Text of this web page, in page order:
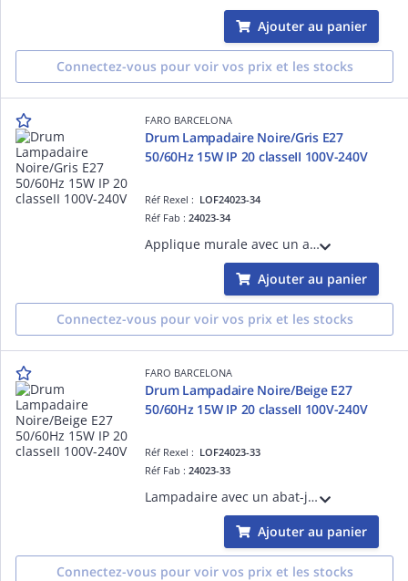
Ajouter au panier
Connectez-vous pour voir vos prix et les stocks
FARO BARCELONA
Drum Lampadaire Noire/Gris E27
50/60Hz 15W IP 20 classeII 100V-240V
Réf Rexel : LOF24023-34
Réf Fab :24023-34
Applique murale avec un abat-jour en textile Noir structure en Acier couleur Noir mat Noir E27 source non incluse 50/60Hz 15W IP 20 classe II100V-240V hauteur: 320mm longueur: 215mmprofondeur: 260mm
Ajouter au panier
Connectez-vous pour voir vos prix et les stocks
FARO BARCELONA
Drum Lampadaire Noire/Beige E27
50/60Hz 15W IP 20 classeII 100V-240V
Réf Rexel : LOF24023-33
Réf Fab :24023-33
Lampadaire avec un abat-jour en textile Gris diffuseur en PC opal structure en Acier couleur Noir mat Gris diam.320mm E27 source non incluse 50/60Hz 15WIP 20 classe II 100V-240Vhauteur: 1200mm longueur:320mm profondeur:320mm
Ajouter au panier
Connectez-vous pour voir vos prix et les stocks